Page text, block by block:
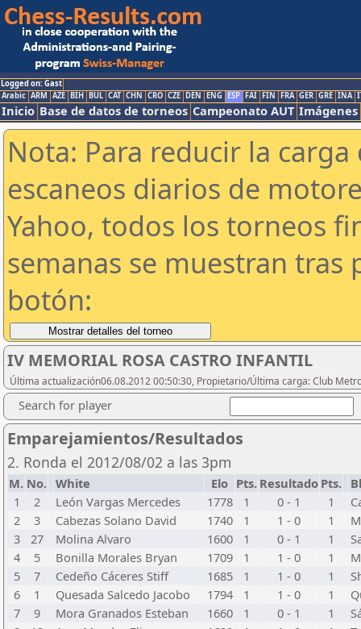
Logged on: Gast
Arabic ARM AZE BIH BUL CAT CHN CRO CZE DEN ENG ESP FAI FIN FRA GER GRE INA
Inicio Base de datos de torneos Campeonato AUT Imágenes
Nota: Para reducir la
escaneos diarios de
Yahoo, todos los torneos
semanas se muestran tras
botón:
IV MEMORIAL ROSA CASTRO INFANTIL
Última actualización06.08.2012 00:50:30, Propietario/Última carga: Club
Search for player
Emparejamientos/Resultados
2. Ronda el 2012/08/02 a las 3pm
M. No. White Elo Pts. Resultado Pts.
1
2 León Vargas Mercedes 1778 1 0 - 1 1
2
3 Cabezas Solano David 1740 1 1 - 0 1
3
27 Molina Alvaro 1600 1 0 - 1 1
4
5 Bonilla Morales Bryan 1709 1 1 - 0 1
5
7 Cedeño Cáceres Stiff 1685 1 1 - 0 1
6
1 Quesada Salcedo Jacobo 1794 1 1 - 0 1
7
9 Mora Granados Esteban 1660 1 0 - 1 1